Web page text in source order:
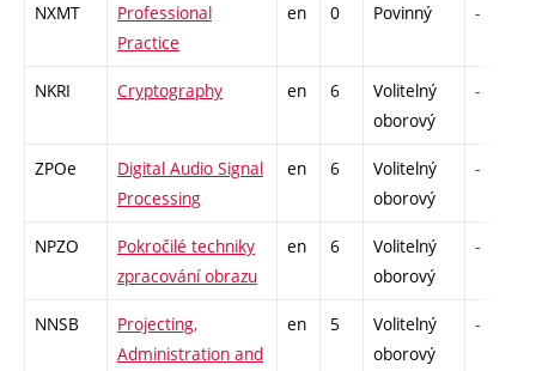
NXMT
Professional
Practice
en 0 Povinný -
NKRI Cryptography en 6
Volitelný
oborový
-
ZPOe
Digital Audio Signal
Processing
en 6
Volitelný
oborový
-
NPZO
Pokročilé techniky
zpracování obrazu
en 6
Volitelný
oborový
-
NNSB
Projecting,
Administration and
en 5
Volitelný
oborový
-